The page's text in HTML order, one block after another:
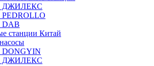
ДЖИЛЕКС
PEDROLLO
DAB
станции Китай
DONGYIN
ДЖИЛЕКС